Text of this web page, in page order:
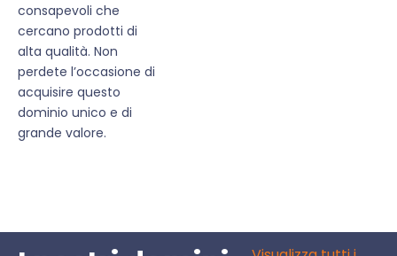
consapevoli che
cercano prodotti di
alta qualità. Non
perdete l’occasione di
acquisire questo
dominio unico e di
grande valore.